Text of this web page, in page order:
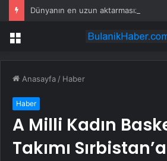
Menü
Anasayfa / Haber
Haber
A Milli Kadın
Takımı